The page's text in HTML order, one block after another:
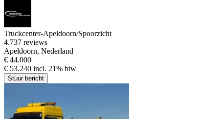
Truckcenter-Apeldoorn/Spoorzicht
4.737 reviews
Apeldoorn, Nederland
€ 44.000
€ 53.240 incl. 21% btw
Stuur bericht